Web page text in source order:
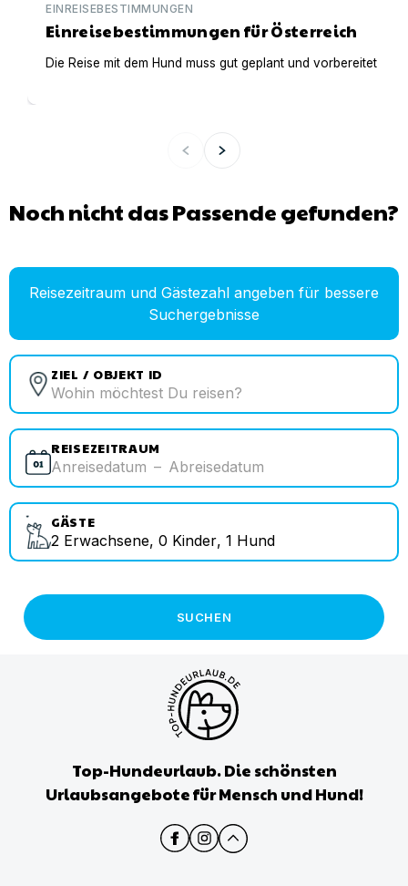
EINREISEBESTIMMUNGEN
Einreisebestimmungen für Österreich
Die Reise mit dem Hund muss gut geplant und vorbereitet
Noch nicht das Passende gefunden?
Reisezeitraum und Gästezahl angeben für bessere
Suchergebnisse
ZIEL / OBJEKT ID
REISEZEITRAUM
Anreisedatum – Abreisedatum
GÄSTE
2 Erwachsene, 0 Kinder, 1 Hund
SUCHEN
Top-Hundeurlaub. Die schönsten
Urlaubsangebote für Mensch und Hund!